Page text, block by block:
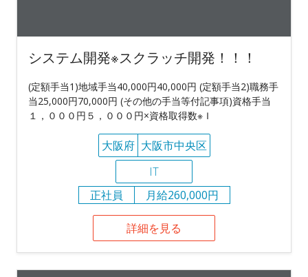
システム開発※スクラッチ開発！！！
(定額手当1)地域手当40,000円40,000円 (定額手当2)職務手
当25,000円70,000円 (その他の手当等付記事項)資格手当
１，０００円５，０００円×資格取得数※Ｉ
大阪府 大阪市中央区
IT
正社員
月給260,000円
詳細を見る